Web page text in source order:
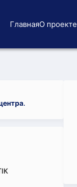
ГлавнаяО проекте
.